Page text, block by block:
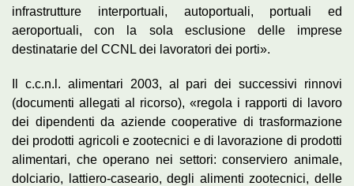
infrastrutture interportuali, autoportuali, portuali ed
aeroportuali, con la sola esclusione delle imprese
destinatarie del CCNL dei lavoratori dei porti».
Il c.c.n.l. alimentari 2003, al pari dei successivi rinnovi
(documenti allegati al ricorso), «regola i rapporti di lavoro
dei dipendenti da aziende cooperative di trasformazione
dei prodotti agricoli e zootecnici e di lavorazione di prodotti
alimentari, che operano nei settori: conserviero animale,
dolciario, lattiero-caseario, degli alimenti zootecnici, delle